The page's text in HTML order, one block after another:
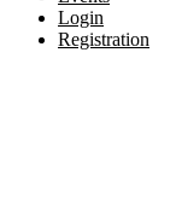
Login
Registration